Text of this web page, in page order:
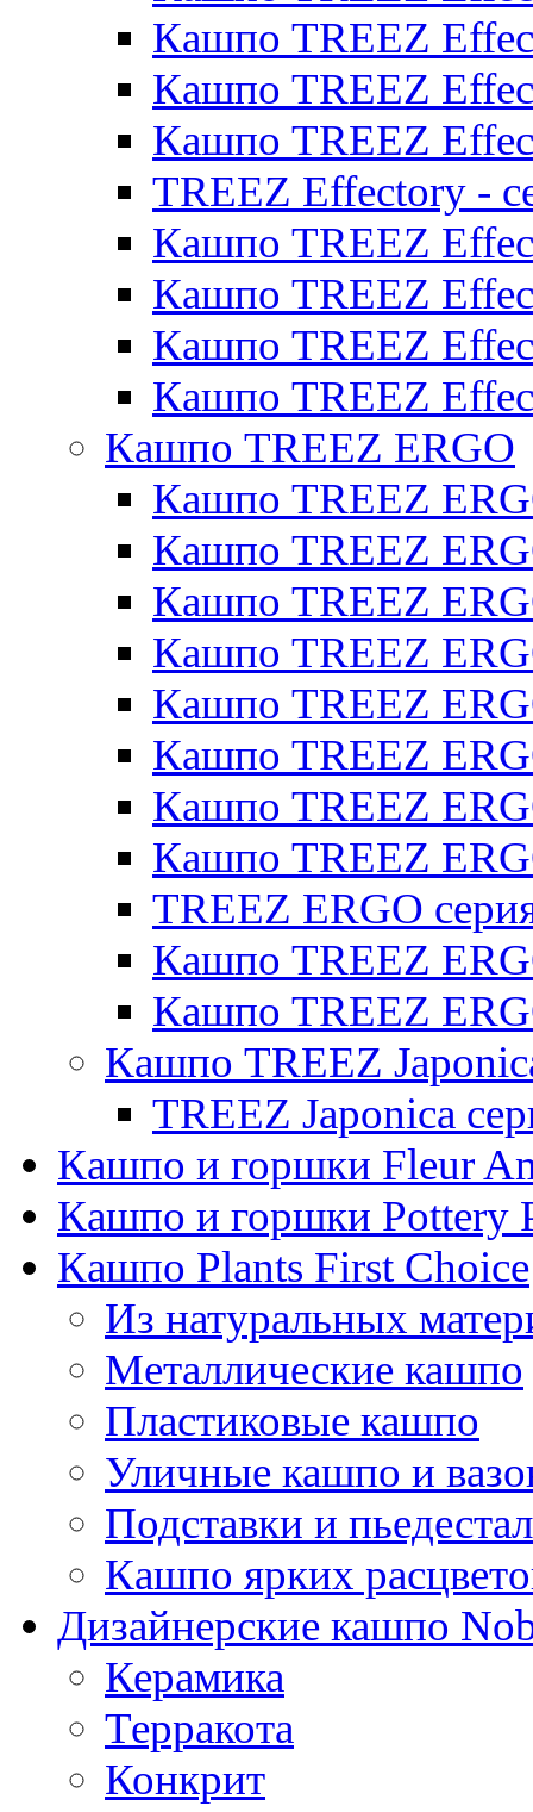
Кашпо TREEZ
Кашпо TREEZ
Кашпо TREEZ
TREEZ Effectory -
Кашпо TREEZ
Кашпо TREEZ
Кашпо TREEZ
Кашпо TREEZ
Кашпо TREEZ ERGO
Кашпо TREEZ
Кашпо TREEZ
Кашпо TREEZ
Кашпо TREEZ
Кашпо TREEZ
Кашпо TREEZ
Кашпо TREEZ
Кашпо TREEZ
TREEZ ERGO
Кашпо TREEZ
Кашпо TREEZ
Кашпо TREEZ
TREEZ Japonica
Кашпо и горшки Fleur
Кашпо и горшки Pottery
Кашпо Plants First Choice
Из натуральных
Металлические кашпо
Пластиковые кашпо
Уличные кашпо и
Подставки и
Кашпо ярких
Дизайнерские кашпо
Керамика
Терракота
Конкрит